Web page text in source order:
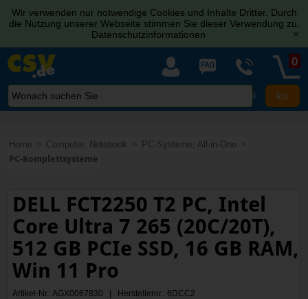
Wir verwenden nur notwendige Cookies und Inhalte Dritter. Durch
die Nutzung unserer Webseite stimmen Sie dieser Verwendung zu.
Datenschutzinformationen
[x]
X
0
Home Computer, Notebook
PC-Systeme, All-in-One
PC-Komplettsysteme
DELL FCT2250 T2 PC, Intel
Core Ultra 7 265 (20C/20T),
512 GB PCIe SSD, 16 GB RAM,
Win 11 Pro
Artikel-Nr.: AGX0067830 | Herstellernr.: 6DCC2